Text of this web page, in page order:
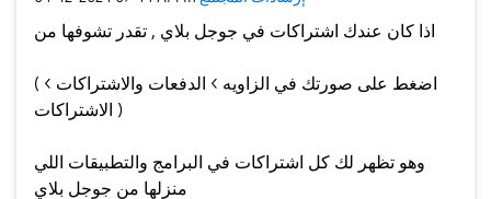
اذا كان عندك اشتراكات في جوجل بلاي , تقدر تشوفها من
( اضغط على صورتك في الزاويه > الدفعات والاشتراكات >
الاشتراكات )
وهو تظهر لك كل اشتراكات في البرامج والتطبيقات اللي
منزلها من جوجل بلاي